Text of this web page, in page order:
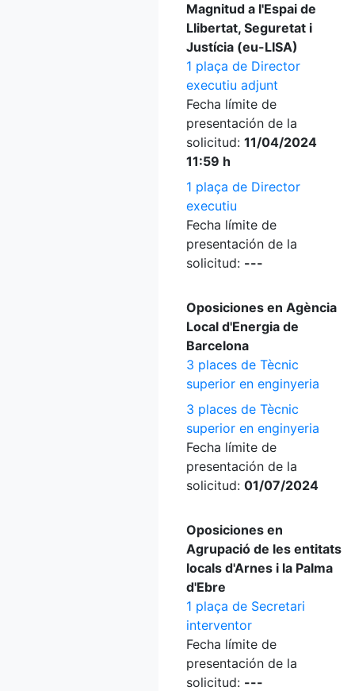
Magnitud a l'Espai de
Llibertat, Seguretat i
Justícia (eu-LISA)
1 plaça de Director
executiu adjunt
Fecha límite de
presentación de la
solicitud: 11/04/2024
11:59 h
1 plaça de Director
executiu
Fecha límite de
presentación de la
solicitud: ---
Oposiciones en Agència
Local d'Energia de
Barcelona
3 places de Tècnic
superior en enginyeria
3 places de Tècnic
superior en enginyeria
Fecha límite de
presentación de la
solicitud: 01/07/2024
Oposiciones en
Agrupació de les entitats
locals d'Arnes i la Palma
d'Ebre
1 plaça de Secretari
interventor
Fecha límite de
presentación de la
solicitud: ---